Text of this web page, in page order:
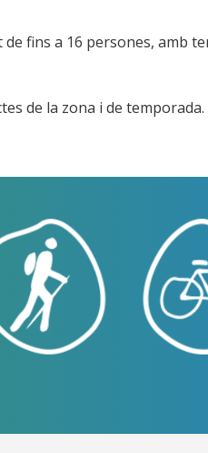
fins a 16 persones, amb
de la zona i de